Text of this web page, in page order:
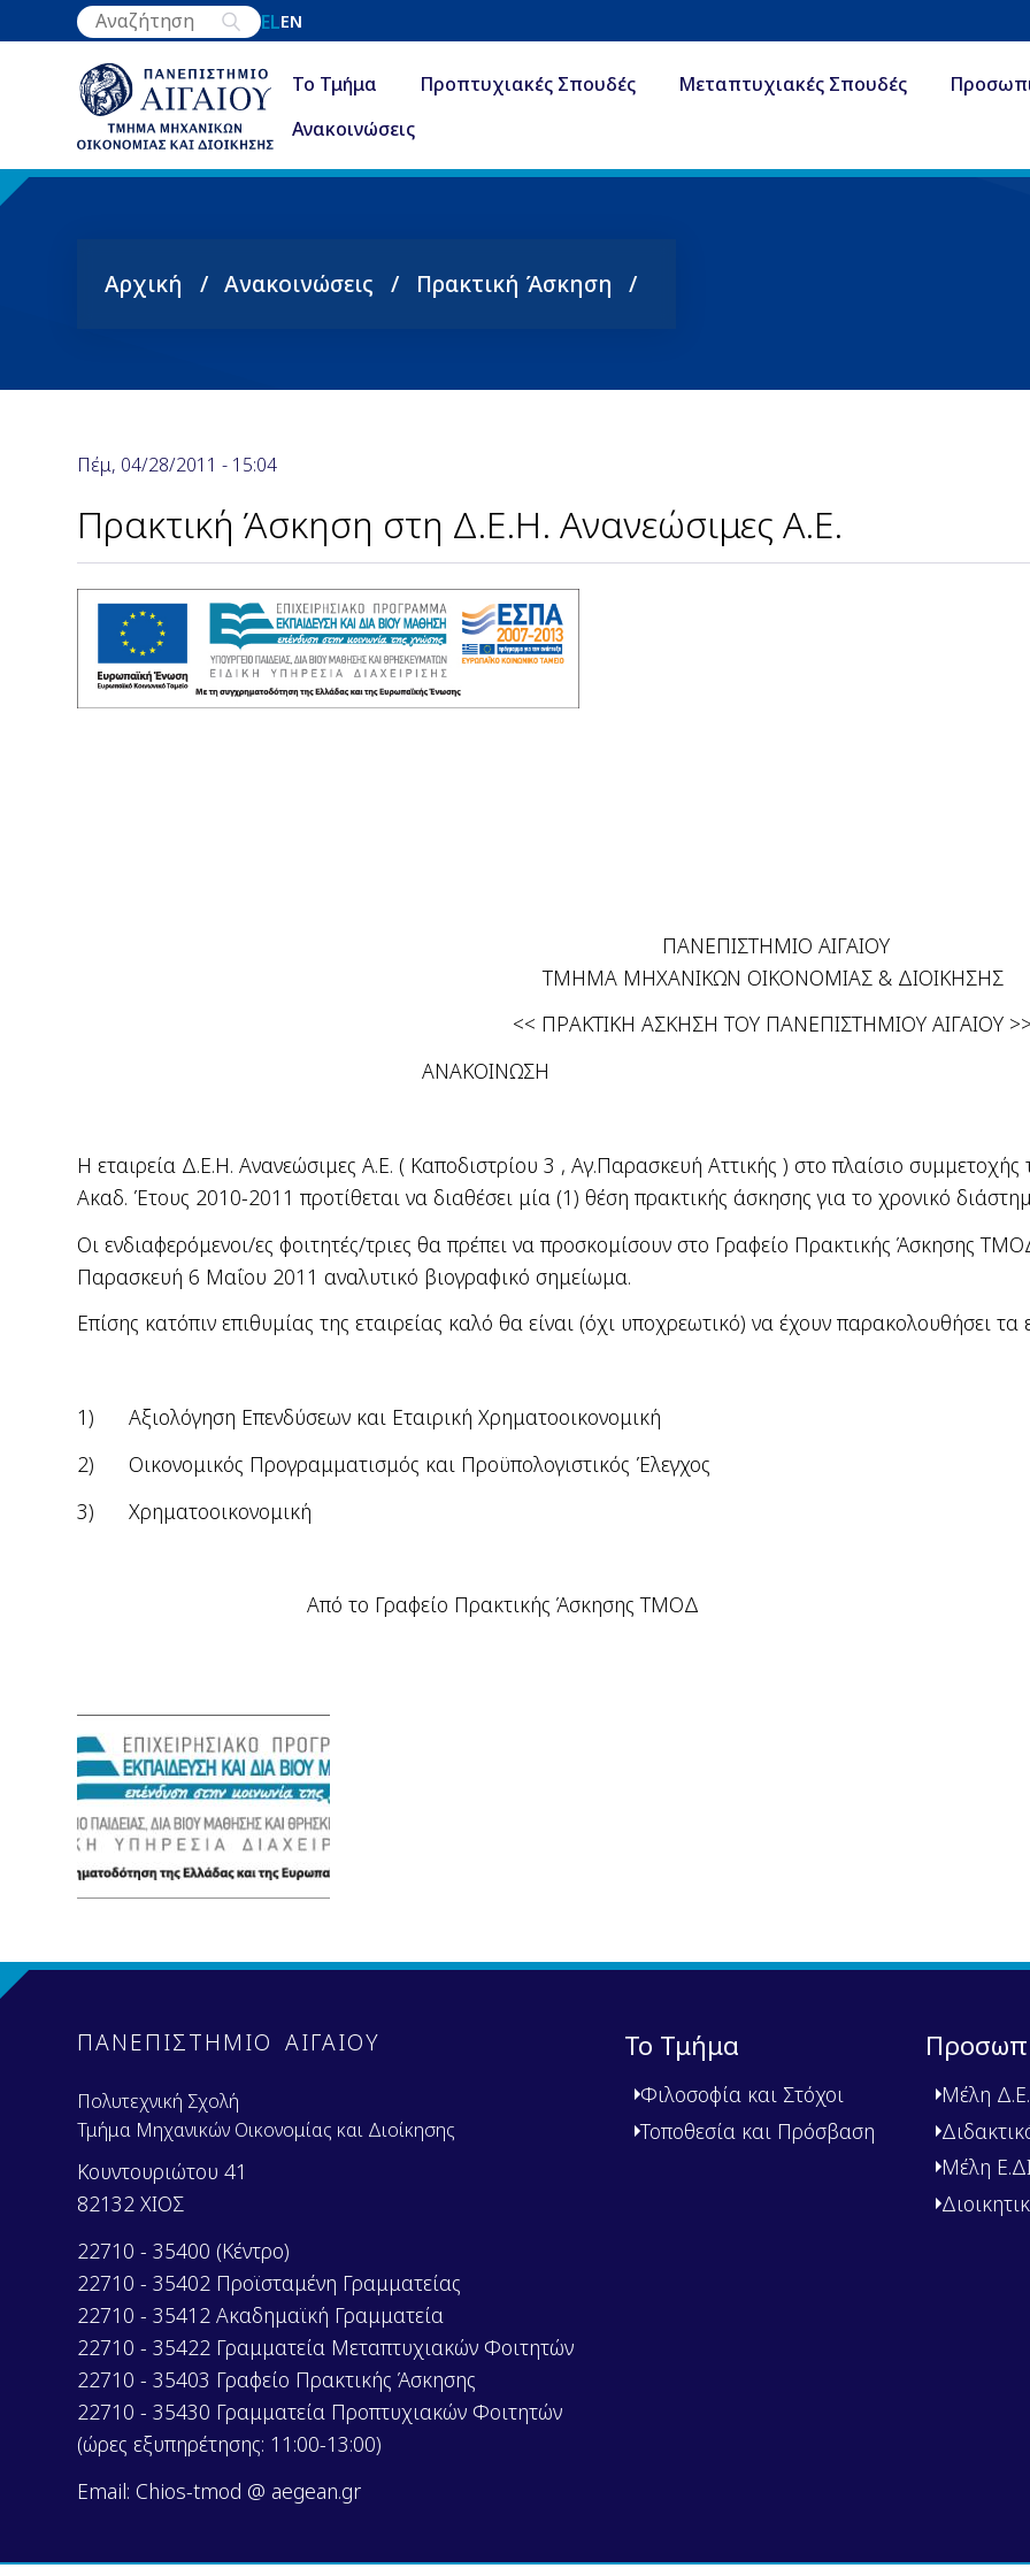
Παράκαμψη
προς
περιεχόμενο
ELEN
Το Τμήμα Προπτυχιακές Σπουδές Μεταπτυχιακές Σπουδές
Ανακοινώσεις
Breadcrumb
Αρχική Ανακοινώσεις Πρακτική Άσκηση
Πέμ, 04/28/2011 - 15:04
Πρακτική Άσκηση στη Δ.Ε.Η. Ανανεώσιμες Α.Ε.
ΠΑΝΕΠΙΣΤΗΜΙΟ ΑΙΓΑΙΟΥ
ΤΜΗΜΑ ΜΗΧΑΝΙΚΩΝ ΟΙΚΟΝΟΜΙΑΣ & ΔΙΟΙΚΗΣΗΣ
<< ΠΡΑΚΤΙΚΗ ΑΣΚΗΣΗ ΤΟΥ ΠΑΝΕΠΙΣΤΗΜΙΟΥ ΑΙΓΑΙΟΥ
ΑΝΑΚΟΙΝΩΣΗ
Η εταιρεία Δ.Ε.Η. Ανανεώσιμες Α.Ε. ( Καποδιστρίου 3 ,Αγ.Παρασκευή Αττικής ) στο πλαίσιο
Ακαδ. Έτους 2010-2011 προτίθεται να διαθέσει μία (1) θέση πρακτικής άσκησης για το χρονικό
Οι ενδιαφερόμενοι/ες φοιτητές/τριες θα πρέπει να προσκομίσουν στο Γραφείο Πρακτικής Άσκησης
Παρασκευή 6 Μαΐου 2011 αναλυτικό βιογραφικό σημείωμα.
Επίσης κατόπιν επιθυμίας της εταιρείας καλό θα είναι (όχι υποχρεωτικό) να έχουν παρακολουθήσει
1)
Αξιολόγηση Επενδύσεων και Εταιρική Χρηματοοικονομική
2)
Οικονομικός Προγραμματισμός και Προϋπολογιστικός Έλεγχος
3)
Χρηματοοικονομική
Από το Γραφείο Πρακτικής Άσκησης ΤΜΟΔ
ΠΑΝΕΠΙΣΤΗΜΙΟ ΑΙΓΑΙΟΥ
Πολυτεχνική Σχολή
Τμήμα Μηχανικών Οικονομίας και Διοίκησης
Κουντουριώτου 41
82132 ΧΙΟΣ
22710 - 35400 (Κέντρο)
22710 - 35402 Προϊσταμένη Γραμματείας
22710 - 35412 Ακαδημαϊκή Γραμματεία
22710 - 35422 Γραμματεία Μεταπτυχιακών Φοιτητών
22710 - 35403 Γραφείο Πρακτικής Άσκησης
22710 - 35430 Γραμματεία Προπτυχιακών Φοιτητών
(ώρες εξυπηρέτησης: 11:00-13:00)
Email: Chios-tmod @ aegean.gr
Το Τμήμα
Φιλοσοφία και Στόχοι
Τοποθεσία και Πρόσβαση
Μέλη
Μέλη